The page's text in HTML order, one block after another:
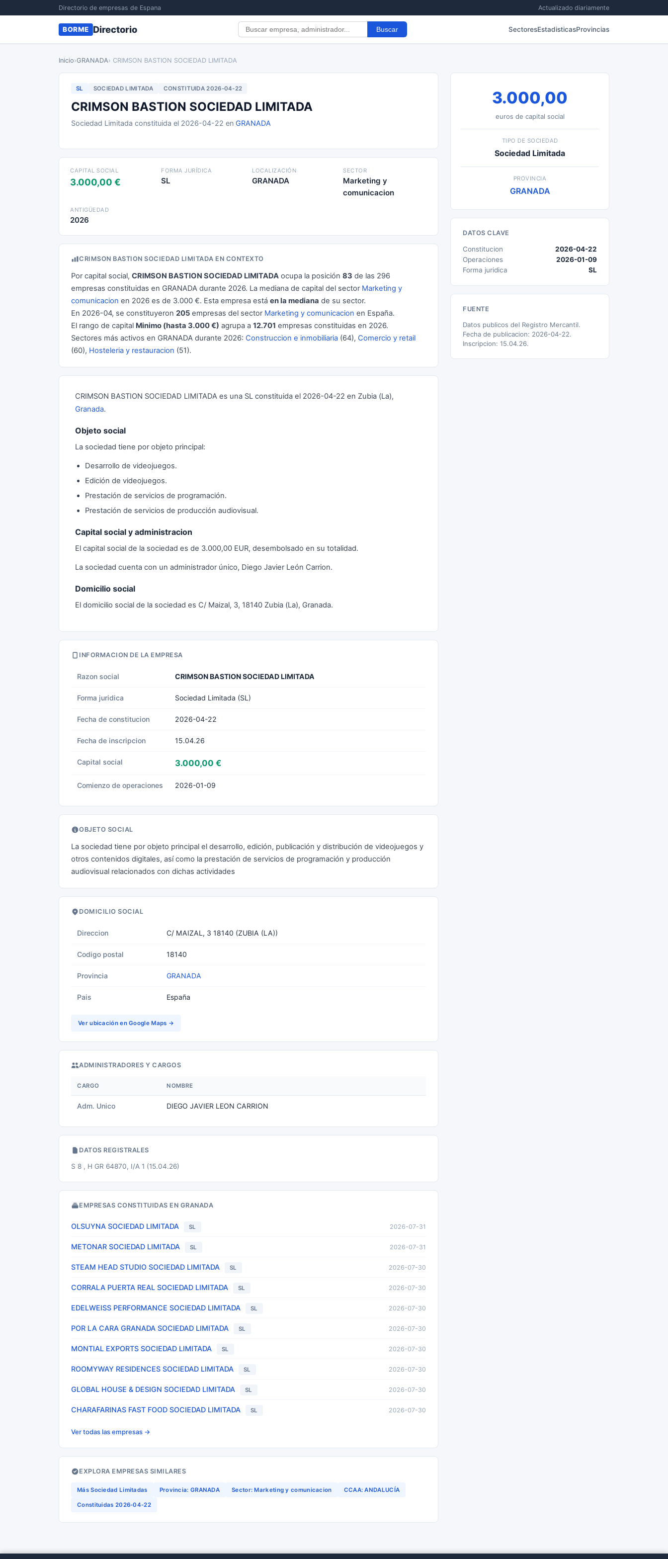
Directorio de empresas de Espana Actualizado diariamente
BORME Directorio Buscar SectoresEstadisticasProvincias
Inicio›GRANADA› CRIMSON BASTION SOCIEDAD LIMITADA
SL SOCIEDAD LIMITADA CONSTITUIDA 2026-04-22
CRIMSON BASTION SOCIEDAD LIMITADA
Sociedad Limitada constituida el 2026-04-22 en GRANADA
CAPITAL SOCIAL
3.000,00 €
FORMA JURÍDICA
SL
LOCALIZACIÓN
GRANADA
SECTOR
Marketing y
comunicacion
ANTIGÜEDAD
2026
CRIMSON BASTION SOCIEDAD LIMITADA EN CONTEXTO
Por capital social, CRIMSON BASTION SOCIEDAD LIMITADA ocupa la posición 83 de las 296
empresas constituidas en GRANADA durante 2026. La mediana de capital del sector Marketing y
comunicacion en 2026 es de 3.000 €. Esta empresa está en la mediana de su sector.
En 2026-04, se constituyeron 205 empresas del sector Marketing y comunicacion en España.
El rango de capital Minimo (hasta 3.000 €) agrupa a 12.701 empresas constituidas en 2026.
Sectores más activos en GRANADA durante 2026: Construccion e inmobiliaria (64), Comercio y retail
(60), Hosteleria y restauracion (51).
CRIMSON BASTION SOCIEDAD LIMITADA es una SL constituida el 2026-04-22 en Zubia (La),
Granada.
Objeto social
La sociedad tiene por objeto principal:
Desarrollo de videojuegos.
Edición de videojuegos.
Prestación de servicios de programación.
Prestación de servicios de producción audiovisual.
Capital social y administracion
El capital social de la sociedad es de 3.000,00 EUR, desembolsado en su totalidad.
La sociedad cuenta con un administrador único, Diego Javier León Carrion.
Domicilio social
El domicilio social de la sociedad es C/ Maizal, 3, 18140 Zubia (La), Granada.
INFORMACION DE LA EMPRESA
Razon social CRIMSON BASTION SOCIEDAD LIMITADA
Forma juridica Sociedad Limitada (SL)
Fecha de constitucion 2026-04-22
Fecha de inscripcion 15.04.26
Capital social 3.000,00 €
Comienzo de operaciones 2026-01-09
OBJETO SOCIAL
La sociedad tiene por objeto principal el desarrollo, edición, publicación y distribución de videojuegos y
otros contenidos digitales, así como la prestación de servicios de programación y producción
audiovisual relacionados con dichas actividades
DOMICILIO SOCIAL
Direccion C/ MAIZAL, 3 18140 (ZUBIA (LA))
Codigo postal 18140
Provincia GRANADA
Pais España
Ver ubicación en Google Maps →
ADMINISTRADORES Y CARGOS
CARGO NOMBRE
Adm. Unico DIEGO JAVIER LEON CARRION
DATOS REGISTRALES
S 8 , H GR 64870, I/A 1 (15.04.26)
EMPRESAS CONSTITUIDAS EN GRANADA
OLSUYNA SOCIEDAD LIMITADA SL 2026-07-31
METONAR SOCIEDAD LIMITADA SL 2026-07-31
STEAM HEAD STUDIO SOCIEDAD LIMITADA SL 2026-07-30
CORRALA PUERTA REAL SOCIEDAD LIMITADA SL 2026-07-30
EDELWEISS PERFORMANCE SOCIEDAD LIMITADA SL 2026-07-30
POR LA CARA GRANADA SOCIEDAD LIMITADA SL 2026-07-30
MONTIAL EXPORTS SOCIEDAD LIMITADA SL 2026-07-30
ROOMYWAY RESIDENCES SOCIEDAD LIMITADA SL 2026-07-30
GLOBAL HOUSE & DESIGN SOCIEDAD LIMITADA SL 2026-07-30
CHARAFARINAS FAST FOOD SOCIEDAD LIMITADA SL 2026-07-30
Ver todas las empresas →
EXPLORA EMPRESAS SIMILARES
Más Sociedad Limitadas Provincia: GRANADA Sector: Marketing y comunicacion CCAA: ANDALUCÍA
Constituidas 2026-04-22
3.000,00
euros de capital social
TIPO DE SOCIEDAD
Sociedad Limitada
PROVINCIA
GRANADA
DATOS CLAVE
Constitucion
2026-04-22
Operaciones
2026-01-09
Forma juridica
SL
FUENTE
Datos publicos del Registro Mercantil.
Fecha de publicacion: 2026-04-22.
Inscripcion: 15.04.26.